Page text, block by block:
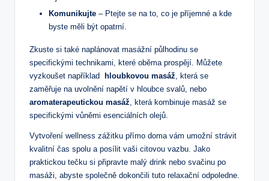
Komunikujte – Ptejte se na to, co je příjemné a kde
‌byste měli být opatrní.
Zkuste⁤ si také naplánovat masážní půlhodinu se
specifickými technikami, které oběma ⁢prospějí. Můžete
‌vyzkoušet ⁣například ⁣
hloubkovou masáž, která se
zaměřuje ⁤na uvolnění napětí⁣ v hloubce svalů, nebo
aromaterapeutickou masáž, která ​kombinuje​ masáž ​se
specifickými vůněmi esenciálních olejů.
Vytvoření wellness​ zážitku přímo doma vám umožní strávit
kvalitní čas ‌spolu a posílit vaši citovou vazbu. Jako
praktickou tečku si připravte ⁢malý drink‍ nebo svačinu po
masáži, abyste ⁣společně ​dokončili tuto relaxační odpoledne.